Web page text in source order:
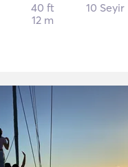
40 ft
12 m
10 Seyir